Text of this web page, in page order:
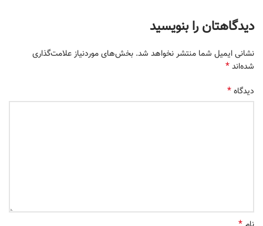
دیدگاهتان را بنویسید
نشانی ایمیل شما منتشر نخواهد شد. بخش‌های موردنیاز علامت‌گذاری
شده‌اند*
دیدگاه*